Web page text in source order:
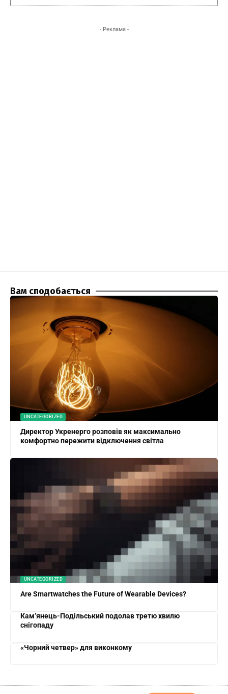
- Реклама -
Вам сподобається
UNCATEGORIZED
Директор Укренерго розповів як максимально
комфортно пережити відключення світла
UNCATEGORIZED
Are Smartwatches the Future of Wearable Devices?
Кам’янець-Подільський подолав третю хвилю
снігопаду
«Чорний четвер» для виконкому